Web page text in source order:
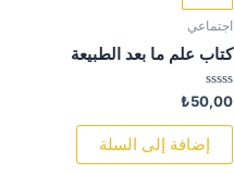
اجتماعي
كتاب علم ما بعد الطبيعة
تم
التقييم
0
₺50,00
إضافة إلى السلة